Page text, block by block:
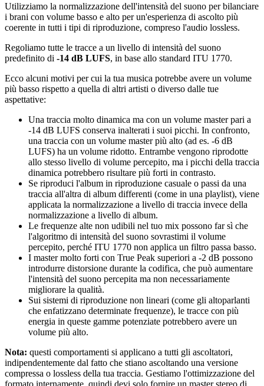
Utilizziamo la normalizzazione dell'intensità del suono per bilanciare
i brani con volume basso e alto per un'esperienza di ascolto più
coerente in tutti i tipi di riproduzione, compreso l'audio lossless.
Regoliamo tutte le tracce a un livello di intensità del suono
predefinito di -14 dB LUFS, in base allo standard ITU 1770.
Ecco alcuni motivi per cui la tua musica potrebbe avere un volume
più basso rispetto a quella di altri artisti o diverso dalle tue
aspettative:
Una traccia molto dinamica ma con un volume master pari a
-14 dB LUFS conserva inalterati i suoi picchi. In confronto,
una traccia con un volume master più alto (ad es. -6 dB
LUFS) ha un volume ridotto. Entrambe vengono riprodotte
allo stesso livello di volume percepito, ma i picchi della traccia
dinamica potrebbero risultare più forti in contrasto.
Se riproduci l'album in riproduzione casuale o passi da una
traccia all'altra di album differenti (come in una playlist), viene
applicata la normalizzazione a livello di traccia invece della
normalizzazione a livello di album.
Le frequenze alte non udibili nel tuo mix possono far sì che
l'algoritmo di intensità del suono sovrastimi il volume
percepito, perché ITU 1770 non applica un filtro passa basso.
I master molto forti con True Peak superiori a -2 dB possono
introdurre distorsione durante la codifica, che può aumentare
l'intensità del suono percepita ma non necessariamente
migliorare la qualità.
Sui sistemi di riproduzione non lineari (come gli altoparlanti
che enfatizzano determinate frequenze), le tracce con più
energia in queste gamme potenziate potrebbero avere un
volume più alto.
Nota: questi comportamenti si applicano a tutti gli ascoltatori,
indipendentemente dal fatto che stiano ascoltando una versione
compressa o lossless della tua traccia. Gestiamo l'ottimizzazione del
formato internamente, quindi devi solo fornire un master stereo di